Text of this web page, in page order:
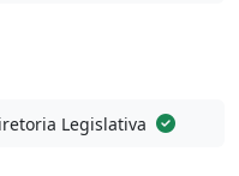
Legislativa